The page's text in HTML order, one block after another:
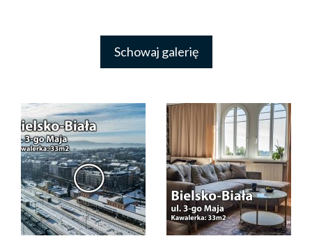
Schowaj galerię